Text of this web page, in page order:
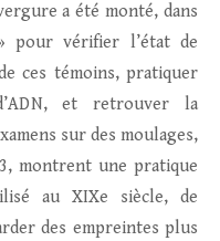
a été monté, dans
pour vérifier l’état de
ces témoins, pratiquer
et retrouver la
sur des moulages,
montrent une pratique
au XIXe siècle, de
des empreintes plus